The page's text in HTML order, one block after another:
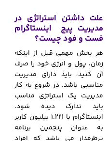
علت داشتن استراتژی در
مدیریت پیج اینستاگرام
فست و فود چیست؟
هر بخش مهمی قبل از اینکه
زمان، پول و انرژی خود را صرف
آن کنید، باید دارای مدیریت
مناسبی باشد. در شروع به کار
مدیریت یک استراتژی مناسب
باید تدارک دیده شود.
اینستاگرام با 1.221 بیلیون کاربر
به عنوان پنجمین برنامه
پرطرفدار می باشد که افراد